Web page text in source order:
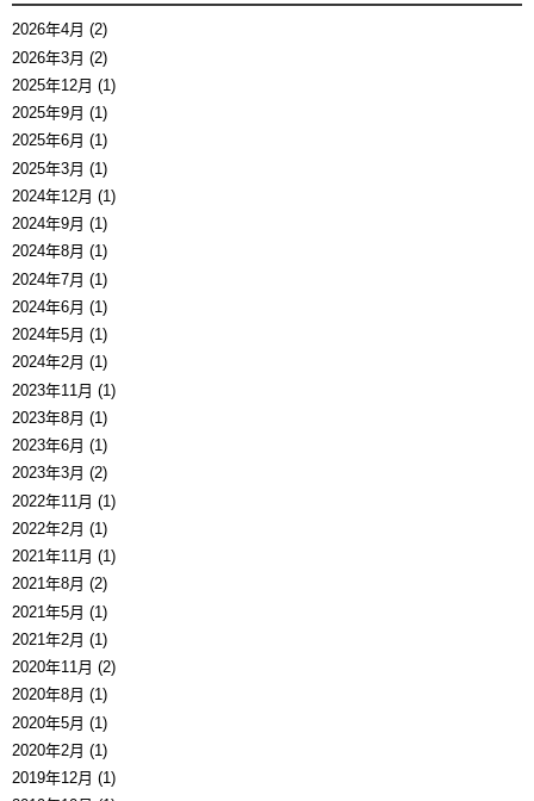
2026年4月 (2)
2026年3月 (2)
2025年12月 (1)
2025年9月 (1)
2025年6月 (1)
2025年3月 (1)
2024年12月 (1)
2024年9月 (1)
2024年8月 (1)
2024年7月 (1)
2024年6月 (1)
2024年5月 (1)
2024年2月 (1)
2023年11月 (1)
2023年8月 (1)
2023年6月 (1)
2023年3月 (2)
2022年11月 (1)
2022年2月 (1)
2021年11月 (1)
2021年8月 (2)
2021年5月 (1)
2021年2月 (1)
2020年11月 (2)
2020年8月 (1)
2020年5月 (1)
2020年2月 (1)
2019年12月 (1)